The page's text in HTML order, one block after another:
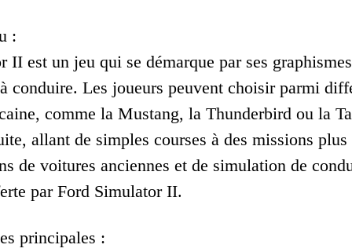
:
II est un jeu qui se démarque par ses
conduire. Les joueurs peuvent choisir parmi
comme la Mustang, la Thunderbird ou la
allant de simples courses à des missions
de voitures anciennes et de simulation de
par Ford Simulator II.
principales :